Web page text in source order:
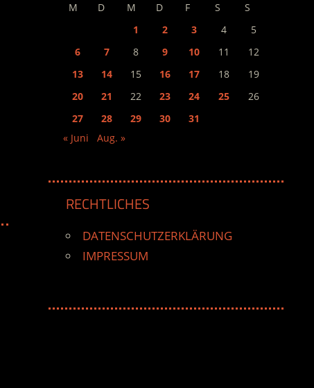
M D M D F S
S
1
2 3 4
5
6
7 8 9 10 11
12
13
14 15 16 17 18
19
20
21 22 23 24 25
26
27
28 29 30
31
« Juni
Aug. »
RECHTLICHES
DATENSCHUTZERKLÄRUNG
IMPRESSUM